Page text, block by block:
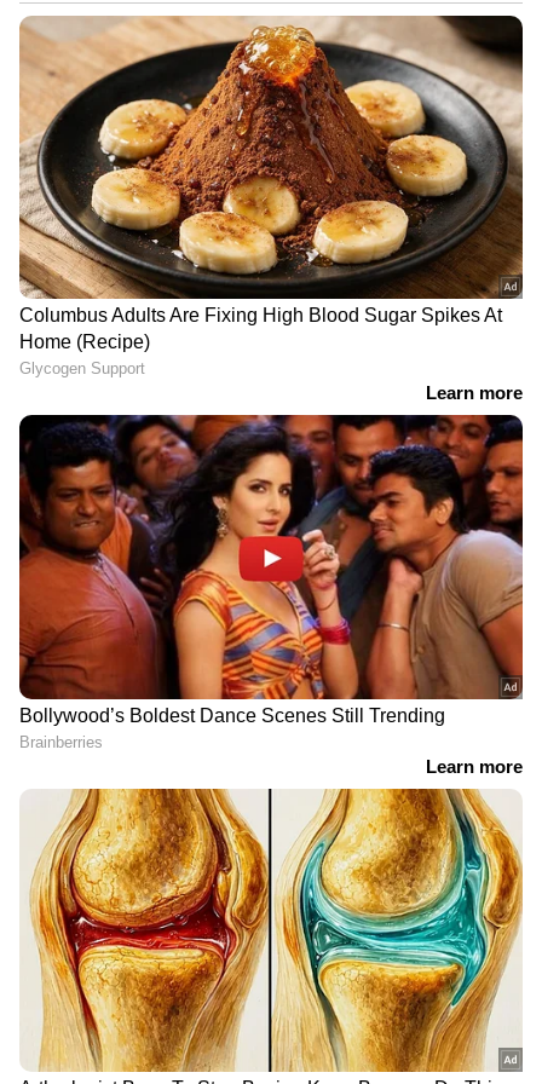
നിർബന്ധിച്ചു. എന്നാൽ രതിയും അമ്മയും
ഇതിന് വഴങ്ങാതിരുന്നതോടെ, മിഠായി
വാങ്ങിത്തരാമെന്ന് പറഞ്ഞ് പ്രതി കുഞ്ഞിനെ
പുറത്തേക്ക് കൂട്ടിക്കൊണ്ടുപോവുകയായിരുന്നു.
DOWNLOAD APP
RECOMMENDED STORIES
6.30 ന് തുടങ്ങി 3 മണിക്ക്
തീരുന്ന ജോലി, പിന്നെ ഫ്രീ;
അമേരിക്കയിലെ
ജോലിസമയത്തെ കുറിച്ച്
ഇന്ത്യൻ യുവാവ്
അയ്യയ്യേ, ഇന്ത്യക്കാർക്ക്
മൊത്തം നാണക്കേട്;
ജപ്പാനിൽ ഇന്ത്യക്കാരിയെ
കയ്യോടെ പിടികൂടി,
മോഷണത്തിന് ശേഷം
പണം നൽകാനും ശ്രമം
കരിയറിനായി
കൂടുമാറുന്നവർക്ക്
നഷ്ടപ്പെടുന്നത്
കൂടുംബത്തോടൊപ്പമുള്ള
സുന്ദര നിമിഷങ്ങൾ;
യുവതിയുടെ കുറിപ്പ്
വൈറൽ
തന്നെക്കാൾ മോശം
അവസ്ഥയിലായ മറ്റൊരു
യുവതിക്ക് വേണ്ടി
പ്രസവമുറി ഒഴിഞ്ഞ്
നൽകിയ യുവതിക്ക്
അഭിനന്ദനം